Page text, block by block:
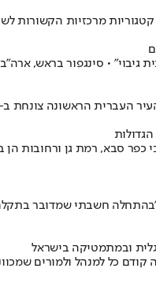
גיבוי" • סינגפור בראש,
סבא, רמת גן ורחובות הן
חשבתי שמדובר
ובמתמטיקה בישראל
כל למנהל ולמורים